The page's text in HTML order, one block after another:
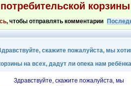
, чтобы отправлять комментарии
скажите пожалуйста, мы
на всех, дадут ли опека нам
Здравствуйте, скажите пожалуйста, мы